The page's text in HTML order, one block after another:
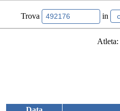
Trova
in
Atleta: